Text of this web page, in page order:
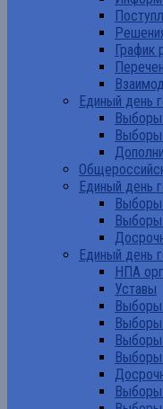
График
Единый день
Выборы
Выборы
Единый день
Выборы
Выборы
Единый день
НПА
Уставы
Выборы
Выборы
Выборы
Выборы
Выборы